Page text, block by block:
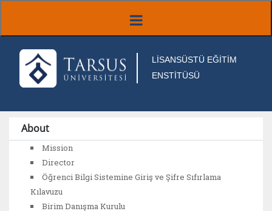
LİSANSÜSTÜ EĞİTİM
ENSTİTÜSÜ
About
Mission
Director
Öğrenci Bilgi Sistemine Giriş ve Şifre Sıfırlama
Kılavuzu
Birim Danışma Kurulu